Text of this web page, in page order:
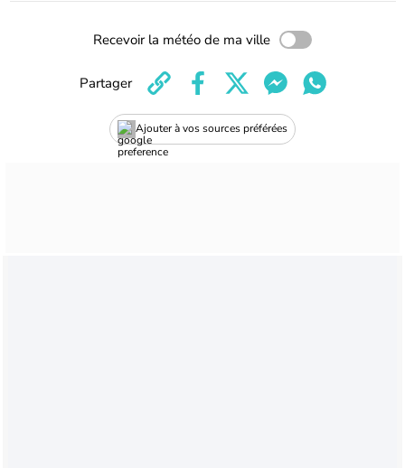
Recevoir la météo de ma ville
Ajouter à vos sources préférées
Partager